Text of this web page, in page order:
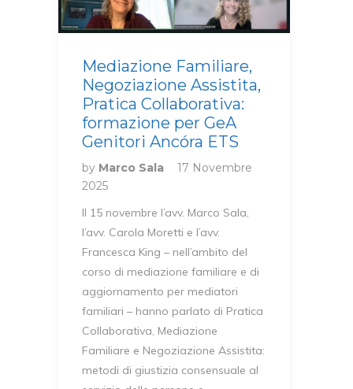
Mediazione Familiare,
Negoziazione Assistita,
Pratica Collaborativa:
formazione per GeA
Genitori Ancóra ETS
by Marco Sala
17 Novembre
2025
Il 15 novembre l’avv. Marco Sala,
l’avv. Carola Moretti e l’avv.
Francesca King – nell’ambito del
corso di mediazione familiare e di
aggiornamento per mediatori
familiari – hanno parlato di Pratica
Collaborativa, Mediazione
Familiare e Negoziazione Assistita:
metodi di giustizia consensuale al